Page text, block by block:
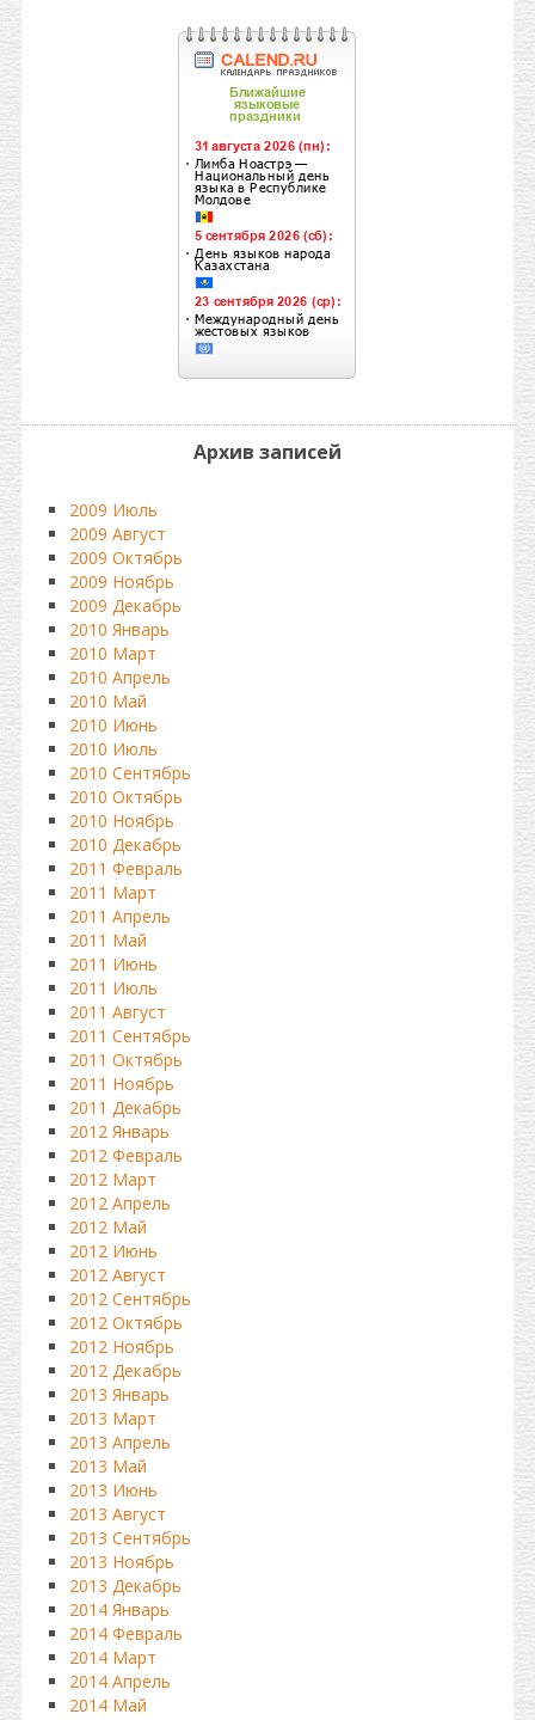
Архив записей
2009 Июль
2009 Август
2009 Октябрь
2009 Ноябрь
2009 Декабрь
2010 Январь
2010 Март
2010 Апрель
2010 Май
2010 Июнь
2010 Июль
2010 Сентябрь
2010 Октябрь
2010 Ноябрь
2010 Декабрь
2011 Февраль
2011 Март
2011 Апрель
2011 Май
2011 Июнь
2011 Июль
2011 Август
2011 Сентябрь
2011 Октябрь
2011 Ноябрь
2011 Декабрь
2012 Январь
2012 Февраль
2012 Март
2012 Апрель
2012 Май
2012 Июнь
2012 Август
2012 Сентябрь
2012 Октябрь
2012 Ноябрь
2012 Декабрь
2013 Январь
2013 Март
2013 Апрель
2013 Май
2013 Июнь
2013 Август
2013 Сентябрь
2013 Ноябрь
2013 Декабрь
2014 Январь
2014 Февраль
2014 Март
2014 Апрель
2014 Май